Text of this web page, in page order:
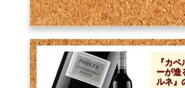
『カ
ーが造
ルネ』